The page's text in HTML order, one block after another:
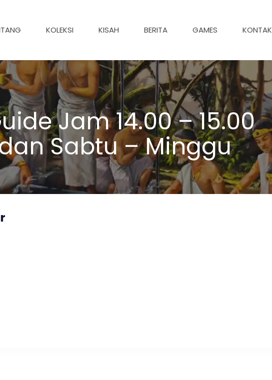
KOLEKSI KISAH BERITA GAMES KONTAK
Jam 14.00 – 15.00
Sabtu – Minggu